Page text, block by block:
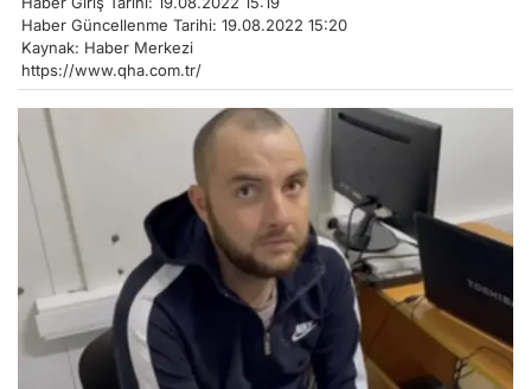
Haber Güncellenme Tarihi: 19.08.2022 15:20
Kaynak: Haber Merkezi
https://www.qha.com.tr/